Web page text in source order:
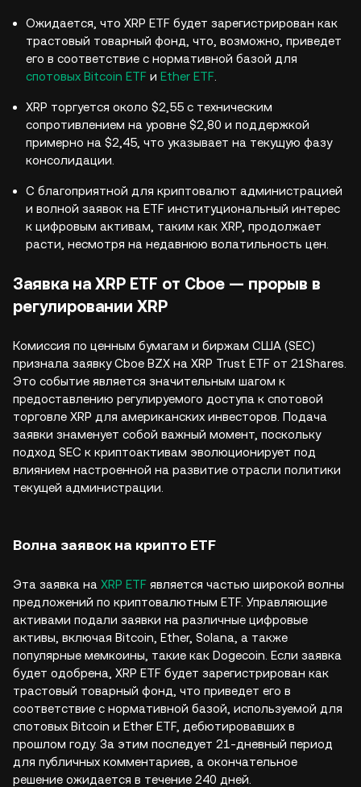
Ожидается, что XRP ETF будет зарегистрирован как
трастовый товарный фонд, что, возможно, приведет
его в соответствие с нормативной базой для
спотовых Bitcoin ETF и Ether ETF
XRP торгуется около $2,55 с техническим
сопротивлением на уровне $2,80 и поддержкой
примерно на $2,45, что указывает на текущую фазу
консолидации.
С благоприятной для криптовалют администрацией
и волной заявок на ETF институциональный интерес
к цифровым активам, таким как XRP, продолжает
расти, несмотря на недавнюю волатильность цен.
Заявка на XRP ETF от Cboe — прорыв в
регулировании XRP
Комиссия по ценным бумагам и биржам США (SEC)
признала заявку Cboe BZX на XRP Trust ETF от 21Shares.
Это событие является значительным шагом к
предоставлению регулируемого доступа к спотовой
торговле XRP для американских инвесторов. Подача
заявки знаменует собой важный момент, поскольку
подход SEC к криптоактивам эволюционирует под
влиянием настроенной на развитие отрасли политики
текущей администрации.
Волна заявок на крипто ETF
Эта заявка на XRP ETF является частью широкой волны
предложений по криптовалютным ETF. Управляющие
активами подали заявки на различные цифровые
активы, включая Bitcoin, Ether, Solana, а также
популярные мемкоины, такие как Dogecoin. Если заявка
будет одобрена, XRP ETF будет зарегистрирован как
трастовый товарный фонд, что приведет его в
соответствие с нормативной базой, используемой для
спотовых Bitcoin и Ether ETF, дебютировавших в
прошлом году. За этим последует 21-дневный период
для публичных комментариев, а окончательное
решение ожидается в течение 240 дней.